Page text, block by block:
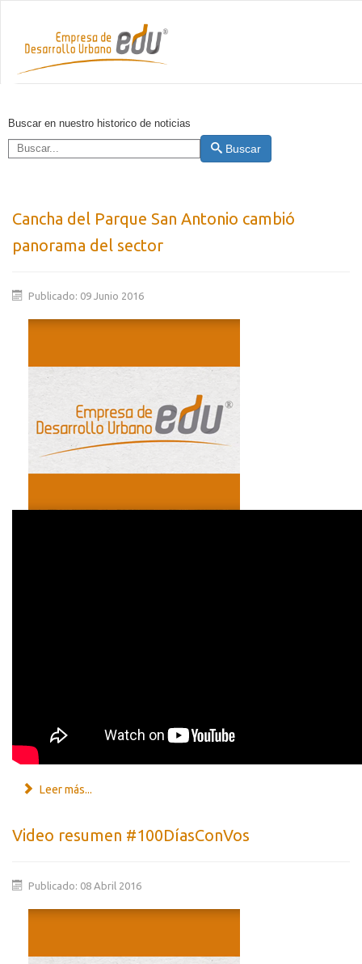
Buscar en nuestro historico de noticias
Buscar
Cancha del Parque San Antonio cambió
panorama del sector
Publicado: 09 Junio 2016
Leer más...
Video resumen #100DíasConVos
Publicado: 08 Abril 2016